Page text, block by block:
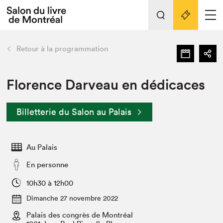
Espace médias
Espace exposant⋅e⋅s
Tout sur l'édition 2022
Actualités
Vidéos et Balados
Club de lecture Braindate
retour Nos activités
Édition 2022
Nous connaître
Projets partenaires 2022
Archives
Liens pratiques
Retour à la programmation
Florence Darveau en dédicaces
Billetterie du Salon au Palais
Au Palais
En personne
10h30 à 12h00
Dimanche 27 novembre 2022
Palais des congrès de Montréal